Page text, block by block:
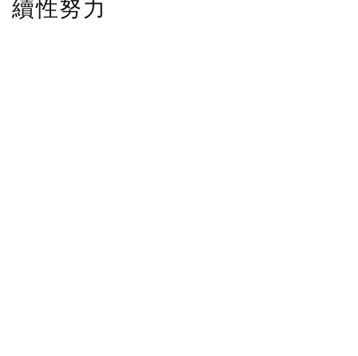
續性努力